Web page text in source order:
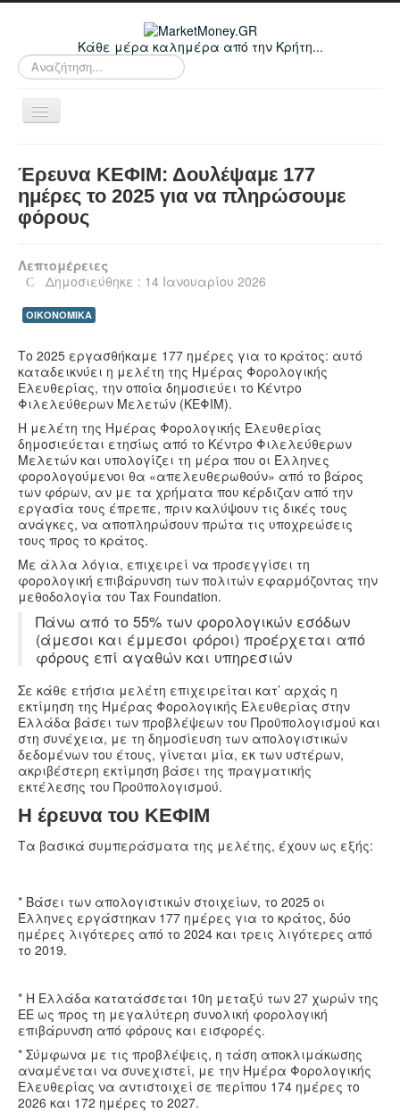
Κάθε μέρα καλημέρα από την Κρήτη...
Αναζήτηση...
Εναλλαγή
Οικονομικά
Κρήτη
Ε.Ε.
Κόσμος
Τεχνολογία
Υγεία
Πολιτισμός
Αθλητικά
Βίντεο
Συνταγές
Έρευνα ΚΕΦΙΜ: Δουλέψαμε 177
ημέρες το 2025 για να πληρώσουμε
φόρους
Λεπτομέρειες
Δημοσιεύθηκε : 14 Ιανουαρίου 2026
ΟΙΚΟΝΟΜΙΚΑ
Το 2025 εργασθήκαμε 177 ημέρες για το κράτος: αυτό
καταδεικνύει η μελέτη της Ημέρας Φορολογικής
Ελευθερίας, την οποία δημοσιεύει το Κέντρο
Φιλελεύθερων Μελετών (ΚΕΦΙΜ).
Η μελέτη της Ημέρας Φορολογικής Ελευθερίας
δημοσιεύεται ετησίως από το Κέντρο Φιλελεύθερων
Μελετών και υπολογίζει τη μέρα που οι Έλληνες
φορολογούμενοι θα «απελευθερωθούν» από το βάρος
των φόρων, αν με τα χρήματα που κέρδιζαν από την
εργασία τους έπρεπε, πριν καλύψουν τις δικές τους
ανάγκες, να αποπληρώσουν πρώτα τις υποχρεώσεις
τους προς το κράτος.
Με άλλα λόγια, επιχειρεί να προσεγγίσει τη
φορολογική επιβάρυνση των πολιτών εφαρμόζοντας την
μεθοδολογία του Tax Foundation.
Πάνω από το 55% των φορολογικών εσόδων
(άμεσοι και έμμεσοι φόροι) προέρχεται από
φόρους επί αγαθών και υπηρεσιών
Σε κάθε ετήσια μελέτη επιχειρείται κατ’ αρχάς η
εκτίμηση της Ημέρας Φορολογικής Ελευθερίας στην
Ελλάδα βάσει των προβλέψεων του Προϋπολογισμού και
στη συνέχεια, με τη δημοσίευση των απολογιστικών
δεδομένων του έτους, γίνεται μία, εκ των υστέρων,
ακριβέστερη εκτίμηση βάσει της πραγματικής
εκτέλεσης του Προϋπολογισμού.
Η έρευνα του ΚΕΦΙΜ
Τα βασικά συμπεράσματα της μελέτης, έχουν ως εξής:
* Βάσει των απολογιστικών στοιχείων, το 2025 οι
Έλληνες εργάστηκαν 177 ημέρες για το κράτος, δύο
ημέρες λιγότερες από το 2024 και τρεις λιγότερες από
το 2019.
* Η Ελλάδα κατατάσσεται 10η μεταξύ των 27 χωρών της
ΕΕ ως προς τη μεγαλύτερη συνολική φορολογική
επιβάρυνση από φόρους και εισφορές.
* Σύμφωνα με τις προβλέψεις, η τάση αποκλιμάκωσης
αναμένεται να συνεχιστεί, με την Ημέρα Φορολογικής
Ελευθερίας να αντιστοιχεί σε περίπου 174 ημέρες το
2026 και 172 ημέρες το 2027.